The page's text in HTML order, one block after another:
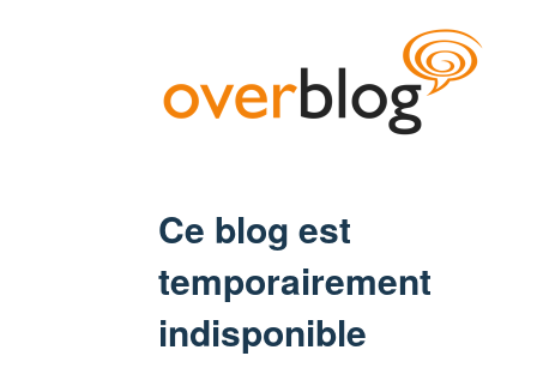
Ce blog est
temporairement
indisponible